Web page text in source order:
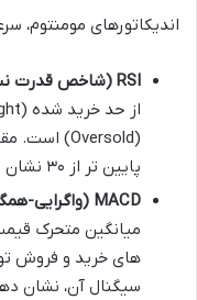
اندیکاتورهای
RSI (شاخص قدرت نسبی):
پایین تر از ۳۰ نشان دهنده Oversold بودن است.
MACD (واگرایی-همگرایی میانگین متحرک):
میانگین متحرک
سیگنال آن، نشان